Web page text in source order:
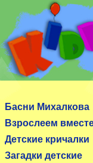
Сайт посвящен
Басни Михалкова
Взрослеем
Детские кричалки
Загадки детские